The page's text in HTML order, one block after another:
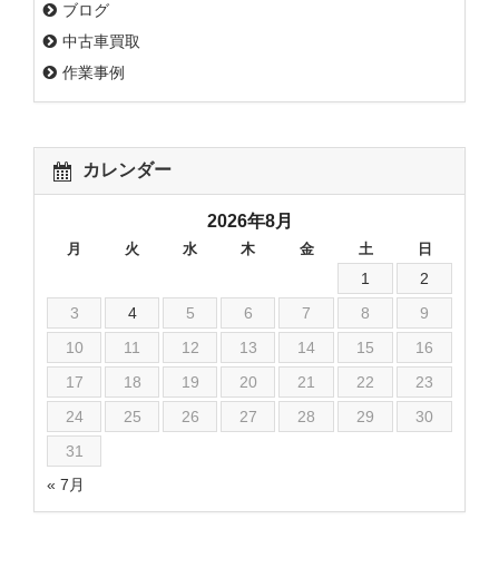
ブログ
中古車買取
作業事例
カレンダー
2026年8月
月 火 水 木 金 土 日
« 7月
1
2
3
4 5 6 7 8
9
10
11 12 13 14 15
16
17
18 19 20 21 22
23
24
25 26 27 28 29
30
31